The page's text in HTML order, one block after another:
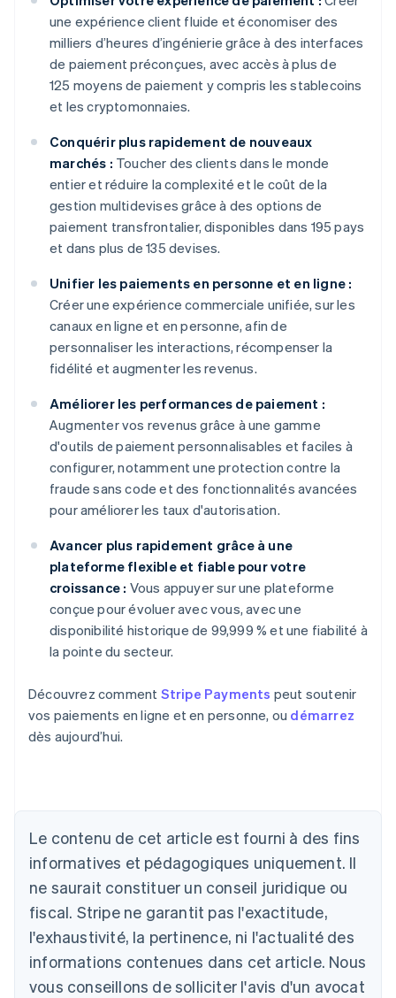
une expérience client fluide et économiser des
milliers d’heures d’ingénierie grâce à des interfaces
de paiement préconçues, avec accès à plus de
125 moyens de paiement y compris les stablecoins
et les cryptomonnaies.
Conquérir plus rapidement de nouveaux
marchés : Toucher des clients dans le monde
entier et réduire la complexité et le coût de la
gestion multidevises grâce à des options de
paiement transfrontalier, disponibles dans 195 pays
et dans plus de 135 devises.
Unifier les paiements en personne et en ligne :
Créer une expérience commerciale unifiée, sur les
canaux en ligne et en personne, afin de
personnaliser les interactions, récompenser la
fidélité et augmenter les revenus.
Améliorer les performances de paiement :
Augmenter vos revenus grâce à une gamme
d'outils de paiement personnalisables et faciles à
configurer, notamment une protection contre la
fraude sans code et des fonctionnalités avancées
pour améliorer les taux d'autorisation.
Avancer plus rapidement grâce à une
plateforme flexible et fiable pour votre
croissance : Vous appuyer sur une plateforme
conçue pour évoluer avec vous, avec une
disponibilité historique de 99,999 % et une fiabilité à
la pointe du secteur.
Découvrez comment Stripe Payments peut soutenir
vos paiements en ligne et en personne, ou démarrez
dès aujourd’hui.
Le contenu de cet article est fourni à des fins
informatives et pédagogiques uniquement. Il
ne saurait constituer un conseil juridique ou
fiscal. Stripe ne garantit pas l'exactitude,
l'exhaustivité, la pertinence, ni l'actualité des
informations contenues dans cet article. Nous
vous conseillons de solliciter l'avis d'un avocat
Allemagne
Australie
English
Autriche
DeutschEnglish
Belgique
NederlandsFrançaisDeutsch English